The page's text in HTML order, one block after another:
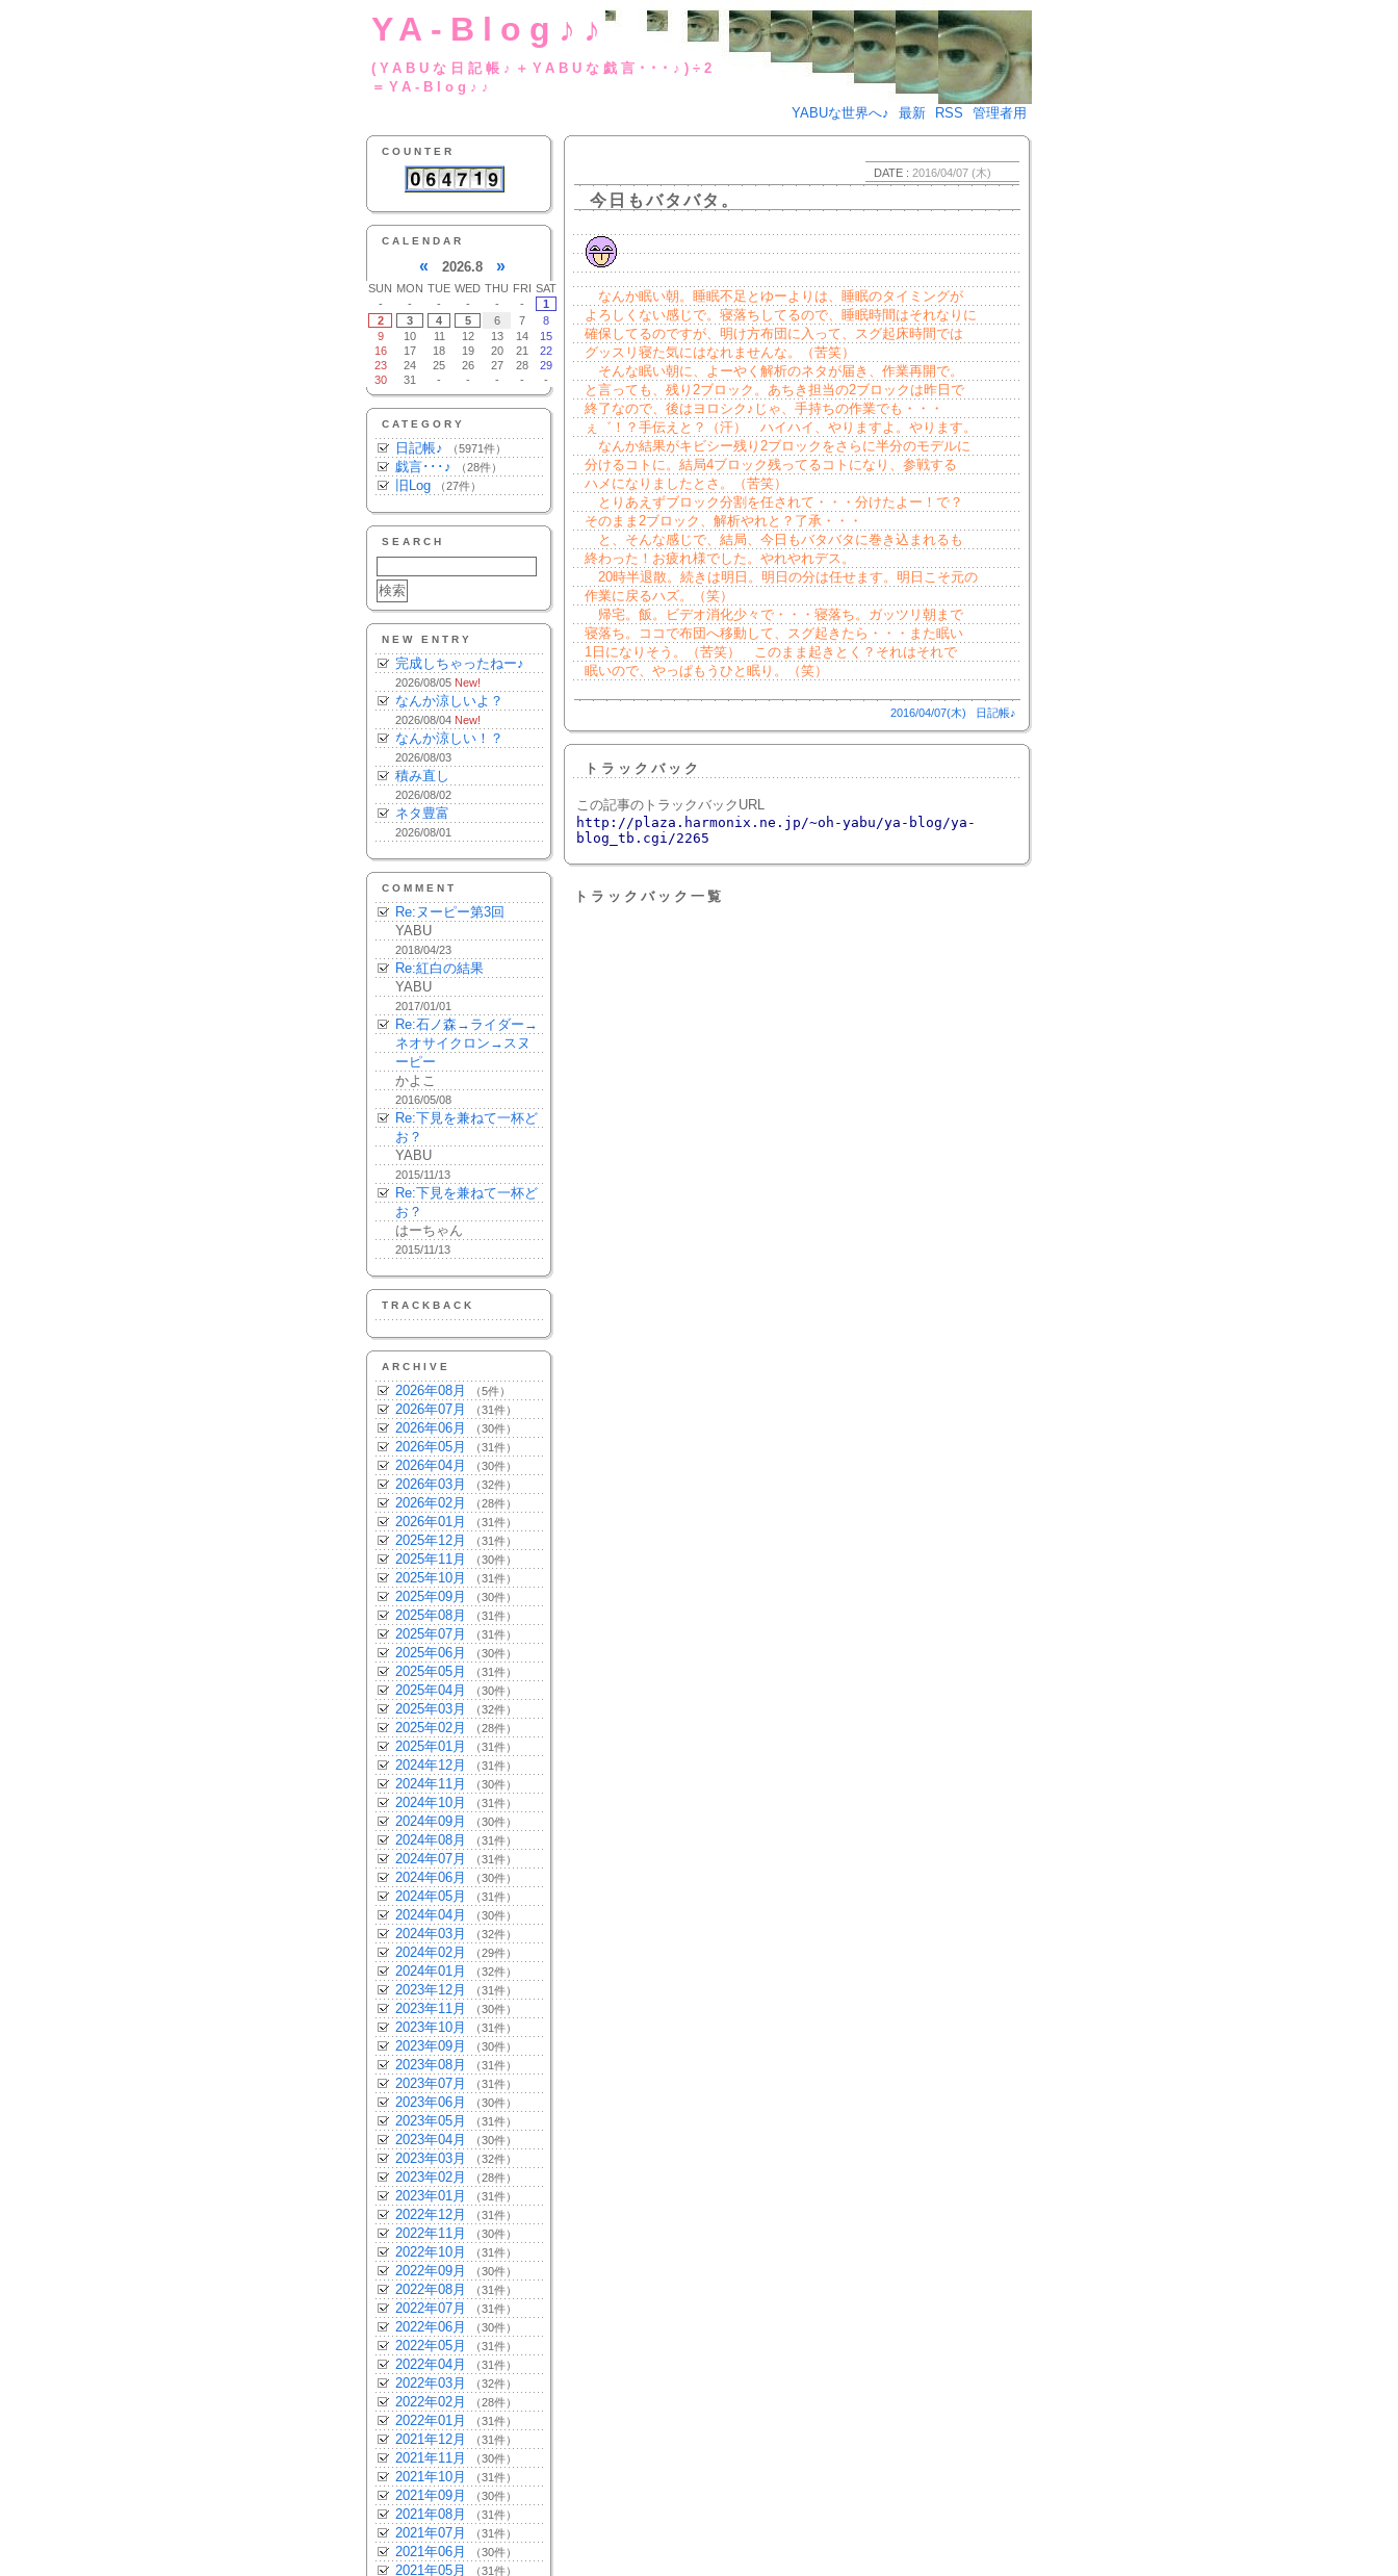
YA-Blog♪♪
(YABUな日記帳♪＋YABUな戯言･･･♪)÷2
＝YA-Blog♪♪
YABUな世界へ♪
最新 RSS 管理者用
COUNTER
CALENDAR
« 2026.8 »
SUN MON TUE WED THU FRI SAT
-
- - - - -
1
2
3 4 5 6 7
8
9
10 11 12 13 14
15
16
17 18 19 20 21
22
23
24 25 26 27 28
29
30
31 - - - - -
CATEGORY
日記帳♪ （5971件）
戯言･･･♪ （28件）
旧Log （27件）
SEARCH
NEW ENTRY
完成しちゃったねー♪
2026/08/05 New!
なんか涼しいよ？
2026/08/04 New!
なんか涼しい！？
2026/08/03
積み直し
2026/08/02
ネタ豊富
2026/08/01
COMMENT
Re:ヌーピー第3回
YABU
2018/04/23
Re:紅白の結果
YABU
2017/01/01
Re:石ノ森→ライダー→
ネオサイクロン→スヌ
ーピー
かよこ
2016/05/08
Re:下見を兼ねて一杯ど
お？
YABU
2015/11/13
Re:下見を兼ねて一杯ど
お？
はーちゃん
2015/11/13
TRACKBACK
ARCHIVE
2026年08月 （5件）
2026年07月 （31件）
2026年06月 （30件）
2026年05月 （31件）
2026年04月 （30件）
2026年03月 （32件）
2026年02月 （28件）
2026年01月 （31件）
2025年12月 （31件）
2025年11月 （30件）
2025年10月 （31件）
2025年09月 （30件）
2025年08月 （31件）
2025年07月 （31件）
2025年06月 （30件）
2025年05月 （31件）
2025年04月 （30件）
2025年03月 （32件）
2025年02月 （28件）
2025年01月 （31件）
2024年12月 （31件）
2024年11月 （30件）
2024年10月 （31件）
2024年09月 （30件）
2024年08月 （31件）
2024年07月 （31件）
2024年06月 （30件）
2024年05月 （31件）
2024年04月 （30件）
2024年03月 （32件）
2024年02月 （29件）
2024年01月 （32件）
2023年12月 （31件）
2023年11月 （30件）
2023年10月 （31件）
2023年09月 （30件）
2023年08月 （31件）
2023年07月 （31件）
2023年06月 （30件）
2023年05月 （31件）
2023年04月 （30件）
2023年03月 （32件）
2023年02月 （28件）
2023年01月 （31件）
2022年12月 （31件）
2022年11月 （30件）
2022年10月 （31件）
2022年09月 （30件）
2022年08月 （31件）
2022年07月 （31件）
2022年06月 （30件）
2022年05月 （31件）
2022年04月 （31件）
2022年03月 （32件）
2022年02月 （28件）
2022年01月 （31件）
2021年12月 （31件）
2021年11月 （30件）
2021年10月 （31件）
2021年09月 （30件）
2021年08月 （31件）
2021年07月 （31件）
2021年06月 （30件）
2021年05月 （31件）
DATE : 2016/04/07 (木)
今日もバタバタ。
なんか眠い朝。睡眠不足とゆーよりは、睡眠のタイミングが
よろしくない感じで。寝落ちしてるので、睡眠時間はそれなりに
確保してるのですが、明け方布団に入って、スグ起床時間では
グッスリ寝た気にはなれませんな。（苦笑）
そんな眠い朝に、よーやく解析のネタが届き、作業再開で。
と言っても、残り2ブロック。あちき担当の2ブロックは昨日で
終了なので、後はヨロシク♪じゃ、手持ちの作業でも・・・
ぇ゛！？手伝えと？（汗） ハイハイ、やりますよ。やります。
なんか結果がキビシー残り2ブロックをさらに半分のモデルに
分けるコトに。結局4ブロック残ってるコトになり、参戦する
ハメになりましたとさ。（苦笑）
とりあえずブロック分割を任されて・・・分けたよー！で？
そのまま2ブロック、解析やれと？了承・・・
と、そんな感じで、結局、今日もバタバタに巻き込まれるも
終わった！お疲れ様でした。やれやれデス。
20時半退散。続きは明日。明日の分は任せます。明日こそ元の
作業に戻るハズ。（笑）
帰宅。飯。ビデオ消化少々で・・・寝落ち。ガッツリ朝まで
寝落ち。ココで布団へ移動して、スグ起きたら・・・また眠い
1日になりそう。（苦笑） このまま起きとく？それはそれで
眠いので、やっぱもうひと眠り。（笑）
2016/04/07(木) 日記帳♪
トラックバック
この記事のトラックバックURL
http://plaza.harmonix.ne.jp/~oh-yabu/ya-blog/ya-
blog_tb.cgi/2265
トラックバック一覧